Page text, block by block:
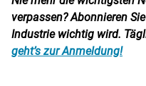
verpassen? Abonnieren
Industrie wichtig wird.
geht’s zur Anmeldung!